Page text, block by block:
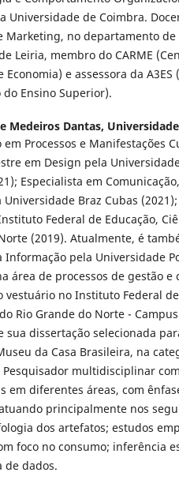
Universidade de Coimbra.
no departamento de
Leiria, membro do CARME
Economia) e assessora da
do Ensino Superior).
Medeiros Dantas,
em Processos e Manifestações
em Design pela
Especialista em
Universidade Braz Cubas
Federal de Educação,
(2019). Atualmente, é
Informação pela Universidade
área de processos de gestão
vestuário no Instituto Federal
Rio Grande do Norte -
sua dissertação selecionada
da Casa Brasileira, na
multidisciplinar
em diferentes áreas, com
principalmente nos
dos artefatos; estudos
foco no consumo; inferência
de dados.